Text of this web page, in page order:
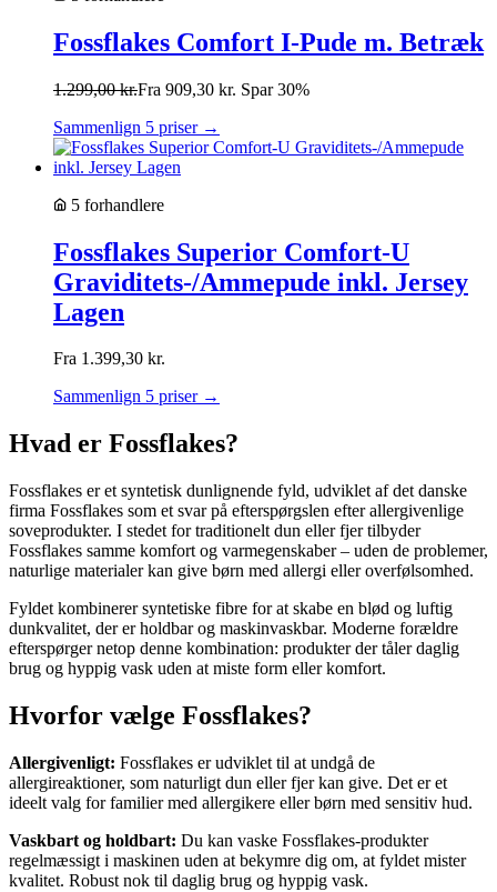
Fossflakes Comfort I-Pude m. Betræk
1.299,00kr.Fra 909,30 kr. Spar 30%
Sammenlign 5 priser →
5 forhandlere
Fossflakes Superior Comfort-U
Graviditets-/Ammepude inkl. Jersey
Lagen
Fra 1.399,30 kr.
Sammenlign 5 priser →
Hvad er Fossflakes?
Fossflakes er et syntetisk dunlignende fyld, udviklet af det danske
firma Fossflakes som et svar på efterspørgslen efter allergivenlige
soveprodukter. I stedet for traditionelt dun eller fjer tilbyder
Fossflakes samme komfort og varmegenskaber – uden de problemer,
naturlige materialer kan give børn med allergi eller overfølsomhed.
Fyldet kombinerer syntetiske fibre for at skabe en blød og luftig
dunkvalitet, der er holdbar og maskinvaskbar. Moderne forældre
efterspørger netop denne kombination: produkter der tåler daglig
brug og hyppig vask uden at miste form eller komfort.
Hvorfor vælge Fossflakes?
Allergivenligt: Fossflakes er udviklet til at undgå de
allergireaktioner, som naturligt dun eller fjer kan give. Det er et
ideelt valg for familier med allergikere eller børn med sensitiv hud.
Vaskbart og holdbart: Du kan vaske Fossflakes-produkter
regelmæssigt i maskinen uden at bekymre dig om, at fyldet mister
kvalitet. Robust nok til daglig brug og hyppig vask.